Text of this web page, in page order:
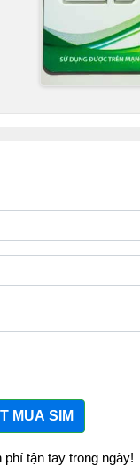
MUA SIM
tận tay trong ngày!